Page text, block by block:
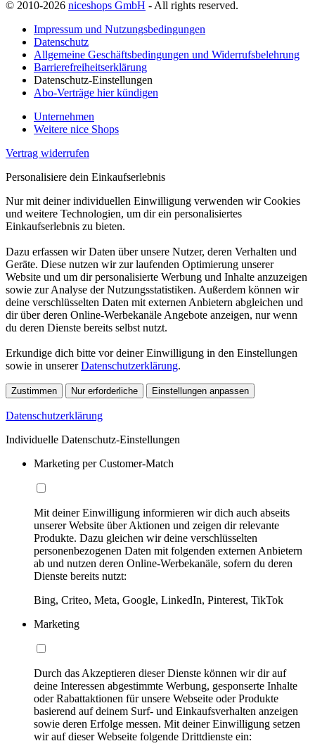
© 2010-2026 niceshops GmbH - All rights reserved.
Impressum und Nutzungsbedingungen
Datenschutz
Allgemeine Geschäftsbedingungen und Widerrufsbelehrung
Barrierefreiheitserklärung
Datenschutz-Einstellungen
Abo-Verträge hier kündigen
Unternehmen
Weitere nice Shops
Vertrag widerrufen
Personalisiere dein Einkaufserlebnis
Nur mit deiner individuellen Einwilligung verwenden wir Cookies
und weitere Technologien, um dir ein personalisiertes
Einkaufserlebnis zu bieten.
Dazu erfassen wir Daten über unsere Nutzer, deren Verhalten und
Geräte. Diese nutzen wir zur laufenden Optimierung unserer
Website und um dir personalisierte Werbung und Inhalte anzuzeigen
sowie zur Analyse der Nutzungsstatistiken. Außerdem können wir
deine verschlüsselten Daten mit externen Anbietern abgleichen und
dir über deren Online-Werbekanäle Angebote anzeigen, nur wenn
du deren Dienste bereits selbst nutzt.
Erkundige dich bitte vor deiner Einwilligung in den Einstellungen
sowie in unsererDatenschutzerklärung.
Zustimmen Nur erforderliche Einstellungen anpassen
Datenschutzerklärung
Individuelle Datenschutz-Einstellungen
Marketing per Customer-Match
Mit deiner Einwilligung informieren wir dich auch abseits
unserer Website über Aktionen und zeigen dir relevante
Produkte. Dazu gleichen wir deine verschlüsselten
personenbezogenen Daten mit folgenden externen Anbietern
ab und nutzen deren Online-Werbekanäle, sofern du deren
Dienste bereits nutzt:
Bing, Criteo, Meta, Google, LinkedIn, Pinterest, TikTok
Marketing
Durch das Akzeptieren dieser Dienste können wir dir auf
deine Interessen abgestimmte Werbung, gesponserte Inhalte
oder Rabattaktionen für unsere Webseite oder Produkte
basierend auf deinem Surf- und Einkaufsverhalten anzeigen
sowie deren Erfolge messen. Mit deiner Einwilligung setzen
wir auf dieser Webseite folgende Drittdienste ein: